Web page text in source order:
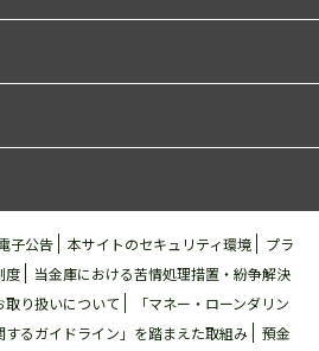
⼦公告 本サイトのセキュリティ環境
プラ
度
当金庫における苦情処理措置・紛争解決
取り扱いについて
「マネー・ローンダリン
るガイドライン」を踏まえた取組み
預金